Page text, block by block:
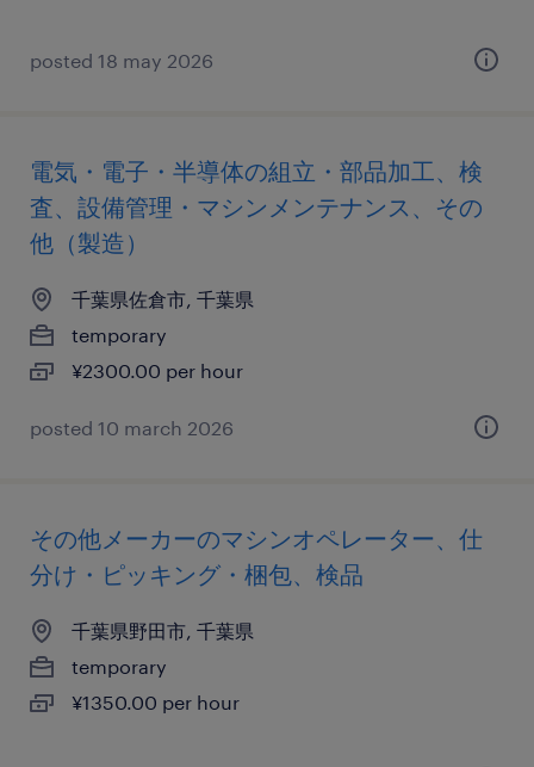
posted 18 may 2026
電気・電子・半導体の組立・部品加工、検
査、設備管理・マシンメンテナンス、その
他（製造）
千葉県佐倉市, 千葉県
temporary
¥2300.00 per hour
posted 10 march 2026
その他メーカーのマシンオペレーター、仕
分け・ピッキング・梱包、検品
千葉県野田市, 千葉県
temporary
¥1350.00 per hour